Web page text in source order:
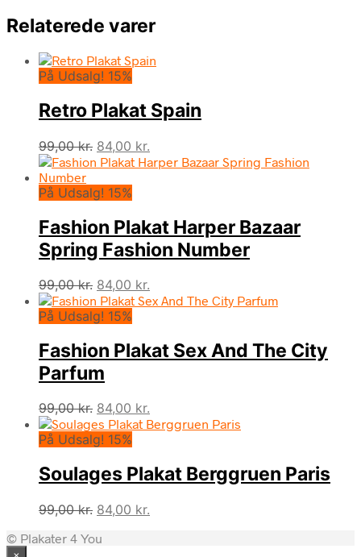
Relaterede varer
På Udsalg! 15%
Retro Plakat Spain
99,00kr. Den
oprindelige
var:
84,00 kr.
aktuelle
På Udsalg! 15%
Fashion Plakat Harper Bazaar
Spring Fashion Number
99,00kr. Den
oprindelige
pris
99,00 kr..
84,00 kr.
aktuelle
84,00 kr..
På Udsalg! 15%
Fashion Plakat Sex And The City
Parfum
99,00kr. Den
oprindelige
pris
99,00 kr..
84,00 kr.
aktuelle
84,00 kr..
På Udsalg! 15%
Soulages Plakat Berggruen Paris
99,00kr. Den
pris
84,00 kr.
© Plakater 4 You
×